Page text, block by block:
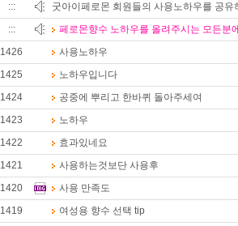
:::
굿아이페로몬 회원들의 사용노하우를 공유
:::
페로몬향수 노하우를 올려주시는 모든분
1426
사용노하우
1425
노하우입니다
1424
공중에 뿌리고 한바퀴 돌아주세여
1423
노하우
1422
효과있네요
1421
사용하는것보단 사용후
1420
사용 만족도
1419
여성용 향수 선택 tip